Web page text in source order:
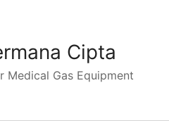
Cipta
Medical Gas Equipment